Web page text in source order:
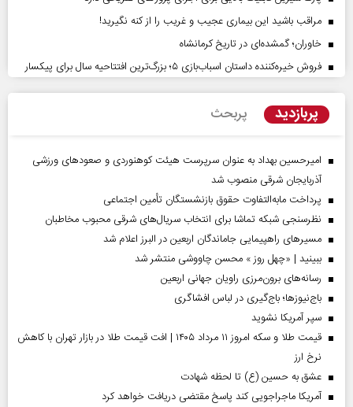
مراقب باشید این بیماری عجیب و غریب را از کنه نگیرید!
خاوران؛ گمشده‌ای در تاریخ کرمانشاه
فروش خیره‌کننده داستان اسباب‌بازی ۵؛ بزرگ‌ترین افتتاحیه سال برای پیکسار
پربازدید پربحث
امیرحسین بهداد به عنوان سرپرست هیئت کوهنوردی و صعودهای ورزشی
آذربایجان شرقی منصوب شد
پرداخت مابه‌التفاوت حقوق بازنشستگان تأمین اجتماعی
نظرسنجی شبکه تماشا برای انتخاب سریال‌های شرقی محبوب مخاطبان
مسیر‌های راهپیمایی جاماندگان اربعین در البرز اعلام شد
ببینید | «چهل روز » محسن چاووشی منتشر شد
رسانه‌های برون‌مرزی راویان جهانی اربعین
باج‌نیوزها؛ باج‌گیری در لباس افشاگری
سپر آمریکا نشوید
قیمت طلا و سکه امروز ۱۱ مرداد ۱۴۰۵ | افت قیمت طلا در بازار تهران با کاهش
نرخ ارز
عشق به حسین (ع) تا لحظه شهادت
آمریکا ماجراجویی کند پاسخ مقتضی دریافت خواهد کرد